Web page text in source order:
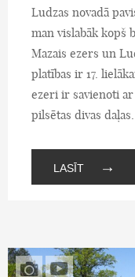
Ludzas novadā
man vislabāk kopš
Mazais ezers un
platības ir 17.
ezeri ir savienoti ar
pilsētas divas daļas.
LASĪT →